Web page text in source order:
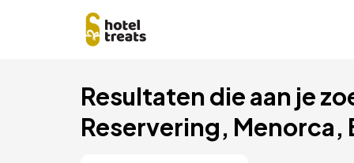
Resultaten die aan je
Reservering, Menorca,